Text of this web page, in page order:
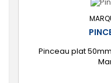
Pinceau plat